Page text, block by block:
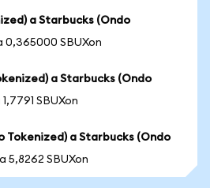
a Starbucks (Ondo
0,365000 SBUXon
a Starbucks (Ondo
SBUXon
Tokenized) a Starbucks (Ondo
5,8262 SBUXon